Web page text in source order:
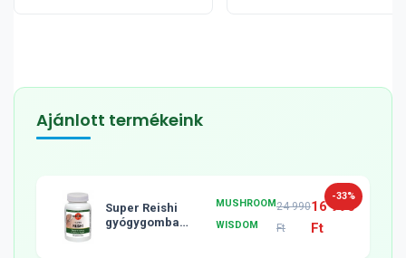
Ajánlott termékeink
-33%
Super Reishi
gyógygomba
MUSHROOM
WISDOM
24 990
Ft
16 990
Ft